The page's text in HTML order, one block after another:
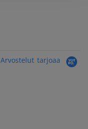
Arvostelut tarjoaa